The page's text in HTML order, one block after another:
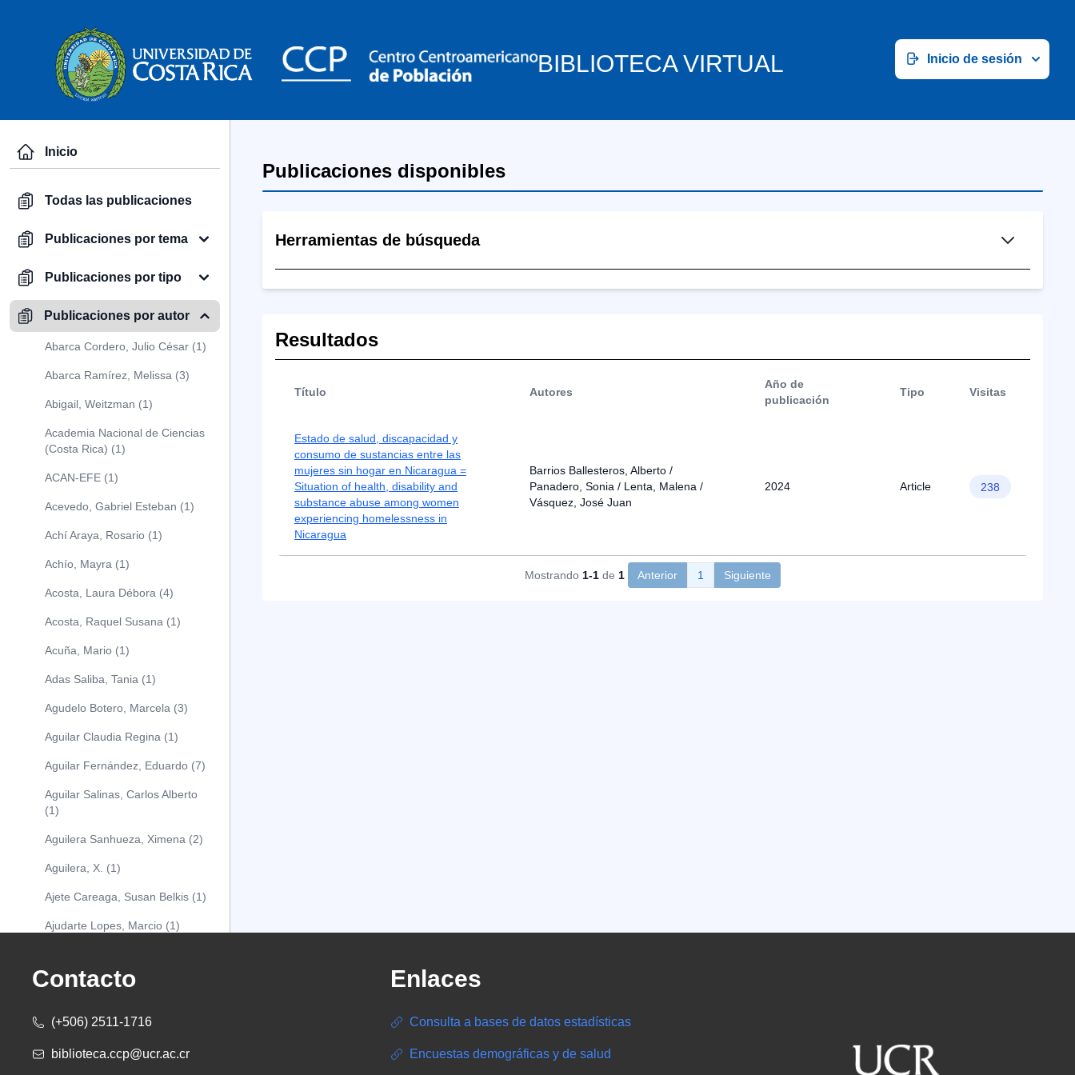
BIBLIOTECA VIRTUAL Inicio de sesión
Inicio
Todas las publicaciones
Publicaciones por tema
Publicaciones por tipo
Publicaciones por autor
Abarca Cordero, Julio César (1)
Abarca Ramírez, Melissa (3)
Abigail, Weitzman (1)
Academia Nacional de Ciencias
(Costa Rica) (1)
ACAN-EFE (1)
Acevedo, Gabriel Esteban (1)
Achí Araya, Rosario (1)
Achío, Mayra (1)
Acosta, Laura Débora (4)
Acosta, Raquel Susana (1)
Acuña, Mario (1)
Adas Saliba, Tania (1)
Agudelo Botero, Marcela (3)
Aguilar Claudia Regina (1)
Aguilar Fernández, Eduardo (7)
Aguilar Salinas, Carlos Alberto
(1)
Aguilera Sanhueza, Ximena (2)
Aguilera, X. (1)
Ajete Careaga, Susan Belkis (1)
Ajudarte Lopes, Marcio (1)
(1)
Albareda Tiana (1)
Alcócer Alfaro, Diana (1)
Publicaciones disponibles
Herramientas de búsqueda
Resultados
Título Autores
Año de
publicación
Tipo Visitas
Estado de salud, discapacidad y
consumo de sustancias entre las
mujeres sin hogar en Nicaragua =
Situation of health, disability and
substance abuse among women
experiencing homelessness in
Nicaragua
Barrios Ballesteros, Alberto /
Panadero, Sonia / Lenta, Malena /
Vásquez, José Juan
2024 Article 238
Mostrando 1-1 de 1 Anterior 1 Siguiente
Contacto
(+506) 2511-1716
biblioteca.ccp@ucr.ac.cr
Enlaces
Consulta a bases de datos estadísticas
Encuestas demográficas y de salud